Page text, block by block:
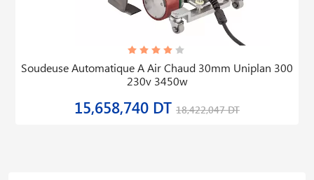
Soudeuse Automatique A Air Chaud 30mm Uniplan 300
230v 3450w
15,658,740 DT 18,422,047 DT